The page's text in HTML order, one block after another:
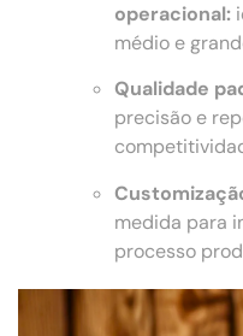
operacional:
médio e
Qualidade
precisão e
medida para
processo